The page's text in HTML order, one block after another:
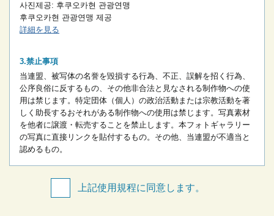
사진제공: 후쿠오카현 관광연맹
후쿠오카현 관광연맹 제공
詳細を見る
禁止事項
当連盟、被写体の名誉を毀損する行為、不正、誤解を招く行為、
公序良俗に反するもの、その他非合法と見なされる制作物への使
用は禁じます。 特定団体（個人）の政治活動または宗教活動を著
しく助長するおそれがある制作物への使用は禁じます。 写真素材
を他者に譲渡・転売することを禁止します。 本フォトギャラリー
の写真に直接リンクを貼付するもの。 その他、当連盟が不適当と
認めるもの。
上記使用規程に同意します。